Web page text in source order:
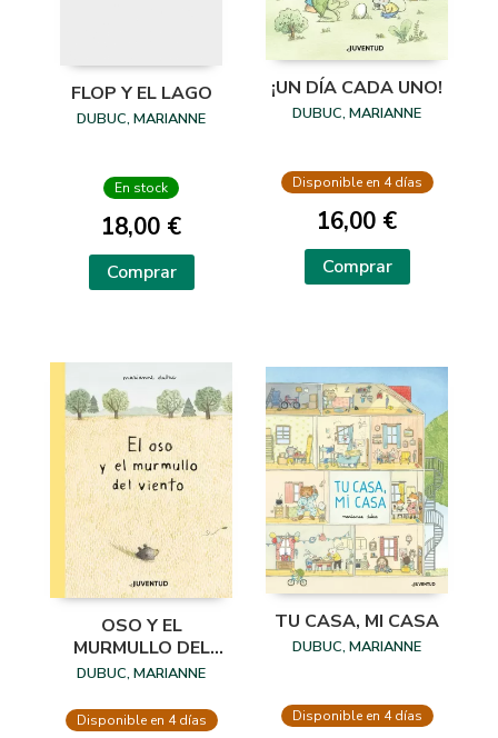
FLOP Y EL LAGO
DUBUC, MARIANNE
En stock
18,00 €
Comprar
¡UN DÍA CADA UNO!
DUBUC, MARIANNE
Disponible en 4 días
16,00 €
Comprar
OSO Y EL
MURMULLO DEL
VIENTO
DUBUC, MARIANNE
Disponible en 4 días
TU CASA, MI CASA
DUBUC, MARIANNE
Disponible en 4 días